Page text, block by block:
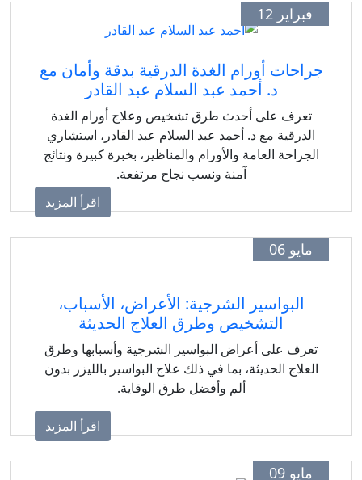
فبراير 12
جراحات أورام الغدة الدرقية بدقة وأمان مع
د. أحمد عبد السلام عبد القادر
تعرف على أحدث طرق تشخيص وعلاج أورام الغدة
الدرقية مع د. أحمد عبد السلام عبد القادر، استشاري
الجراحة العامة والأورام والمناظير، بخبرة كبيرة ونتائج
آمنة ونسب نجاح مرتفعة.
اقرأ المزيد
مايو 06
البواسير الشرجية: الأعراض، الأسباب،
التشخيص وطرق العلاج الحديثة
تعرف على أعراض البواسير الشرجية وأسبابها وطرق
العلاج الحديثة، بما في ذلك علاج البواسير بالليزر بدون
ألم وأفضل طرق الوقاية.
اقرأ المزيد
مايو 09